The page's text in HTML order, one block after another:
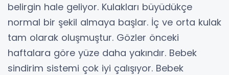
belirgin hale geliyor. Kulakları büyüdükçe
normal bir şekil almaya başlar. İç ve orta kulak
tam olarak oluşmuştur. Gözler önceki
haftalara göre yüze daha yakındır. Bebek
sindirim sistemi çok iyi çalışıyor. Bebek